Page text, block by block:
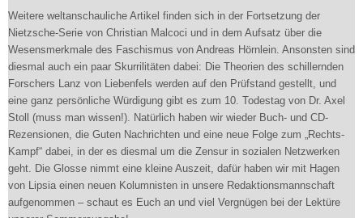
Weitere weltanschauliche Artikel finden sich in der Fortsetzung der
Nietzsche-Serie von Christian Malcoci und in dem Aufsatz über die
Wesensmerkmale des Faschismus von Andreas Hörnlein. Ansonsten sind
diesmal auch ein paar Skurrilitäten dabei: Die Theorien des schillernden
Forschers Lanz von Liebenfels werden auf den Prüfstand gestellt, und
eine ganz persönliche Würdigung gibt es zum 10. Todestag von Dr. Axel
Stoll (muss man wissen!). Natürlich haben wir wieder Buch- und CD-
Rezensionen, die Guten Nachrichten und eine neue Folge zum „Rechts-
Kampf“ dabei, in der es diesmal um die Zensur in sozialen Netzwerken
geht. Die Glosse nimmt eine kleine Auszeit, dafür haben wir mit Hagen
von Lipsia einen neuen Kolumnisten in unsere Redaktionsmannschaft
aufgenommen – schaut es Euch an und viel Vergnügen bei der Lektüre